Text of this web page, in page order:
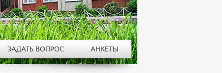
ЗАДАТЬ ВОПРОС АНКЕТЫ